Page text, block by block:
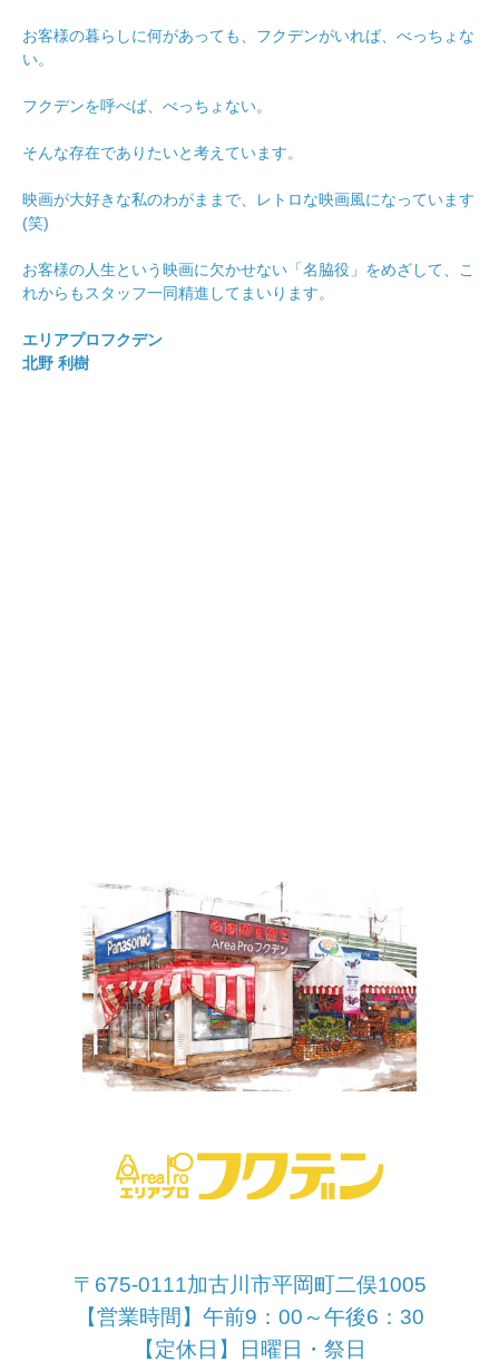
お客様の暮らしに何があっても、フクデンがいれば、べっちょな
い。
フクデンを呼べば、べっちょない。
そんな存在でありたいと考えています。
映画が大好きな私のわがままで、レトロな映画風になっています
(笑)
お客様の人生という映画に欠かせない「名脇役」をめざして、こ
れからもスタッフ一同精進してまいります。
エリアプロフクデン
北野 利樹
〒675-0111加古川市平岡町二俣1005
【営業時間】午前9：00～午後6：30
【定休日】日曜日・祭日